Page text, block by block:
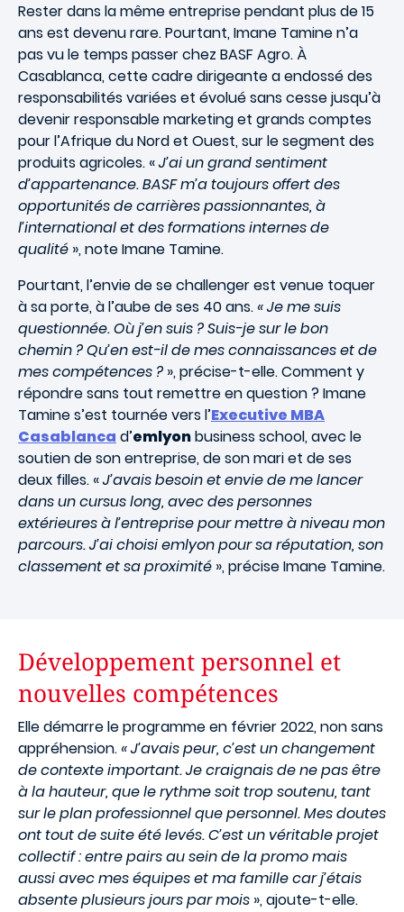
Rester dans la même entreprise pendant plus de 15
ans est devenu rare. Pourtant, Imane Tamine n’a
pas vu le temps passer chez BASF Agro. À
Casablanca, cette cadre dirigeante a endossé des
responsabilités variées et évolué sans cesse jusqu’à
devenir responsable marketing et grands comptes
pour l’Afrique du Nord et Ouest, sur le segment des
produits agricoles. «J’ai un grand sentiment
d’appartenance. BASF m’a toujours offert des
opportunités de carrières passionnantes, à
l’international et des formations internes de
qualité », note Imane Tamine.
Pourtant, l’envie de se challenger est venue toquer
à sa porte, à l’aube de ses 40 ans.« Je me suis
questionnée. Où j’en suis ? Suis-je sur le bon
chemin ? Qu’en est-il de mes connaissances et de
mes compétences ? », précise-t-elle. Comment y
répondre sans tout remettre en question ? Imane
Tamine s’est tournée vers l’Executive MBA
Casablanca d’emlyonbusiness school, avec le
soutien de son entreprise, de son mari et de ses
deux filles. «J’avais besoin et envie de me lancer
dans un cursus long, avec des personnes
extérieures à l’entreprise pour mettre à niveau mon
parcours. J’ai choisi emlyon pour sa réputation, son
classement et sa proximité », précise Imane Tamine.
Développement personnel et
nouvelles compétences
Elle démarre le programme en février 2022, non sans
appréhension.« J’avais peur, c’est un changement
de contexte important. Je craignais de ne pas être
à la hauteur, que le rythme soit trop soutenu, tant
sur le plan professionnel que personnel. Mes doutes
ont tout de suite été levés. C’est un véritable projet
collectif : entre pairs au sein de la promo mais
aussi avec mes équipes et ma famille car j’étais
absente plusieurs jours par mois », ajoute-t-elle.